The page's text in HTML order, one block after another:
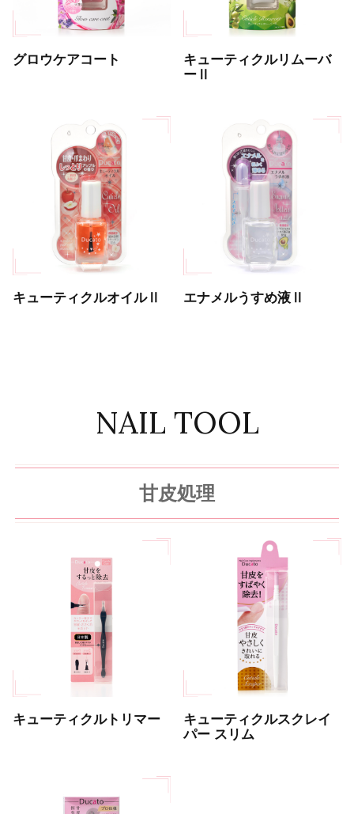
グロウケアコート
キューティクルリムーバ
ーⅡ
キューティクルオイルⅡ エナメルうすめ液Ⅱ
NAIL TOOL
甘皮処理
キューティクルトリマー
キューティクルスクレイ
パー スリム